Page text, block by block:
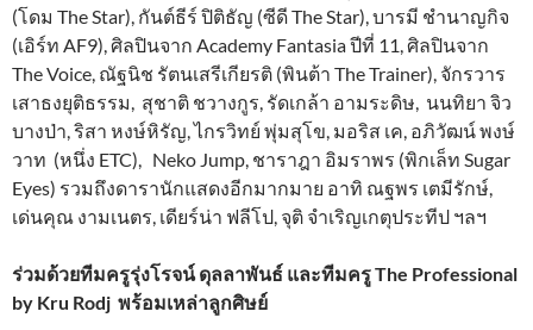
(โดม The Star), กันต์ธีร์ ปิติธัญ (ซีดี The Star), บารมี ชำนาญกิจ
(เอิร์ท AF9), ศิลปินจาก Academy Fantasia ปีที่ 11, ศิลปินจาก
The Voice, ณัฐนิช รัตนเสรีเกียรติ (พินต้า The Trainer), จักรวาร
เสาธงยุติธรรม, สุชาติ ชวางกูร, รัดเกล้า อามระดิษ, นนทิยา จิว
บางป่า, ริสา หงษ์หิรัญ, ไกรวิทย์ พุ่มสุโข, มอริส เค, อภิวัฒน์ พงษ์
วาท (หนึ่ง ETC), Neko Jump, ชาราฎา อิมราพร (พิกเล็ท Sugar
Eyes) รวมถึงดารานักแสดงอีกมากมาย อาทิ ณฐพร เตมีรักษ์,
เด่นคุณ งามเนตร, เดียร์น่า ฟลีโป, จุติ จำเริญเกตุประทีป ฯลฯ
ร่วมด้วยทีมครูรุ่งโรจน์ ดุลลาพันธ์ และทีมครู The Professional
by Kru Rodj พร้อมเหล่าลูกศิษย์